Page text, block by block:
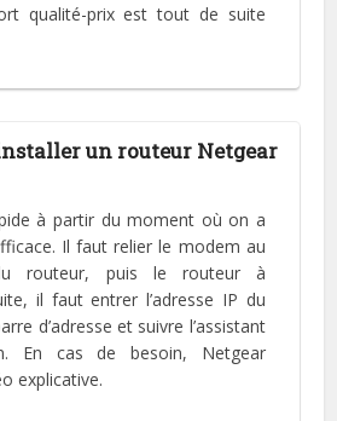
qualité-prix est tout de suite
un routeur Netgear
à partir du moment où on a
Il faut relier le modem au
routeur, puis le routeur à
il faut entrer l’adresse IP du
d’adresse et suivre l’assistant
En cas de besoin, Netgear
explicative.